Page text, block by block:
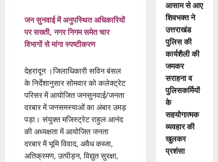
जन सुनवाई में अनुपस्थित अधिकारियों
पर सख्ती, नगर निगम समेत चार
विभागों से मांगा स्पष्टीकरण
देहरादून ।जिलाधिकारी सविन बंसल
के निर्देशानुसार सोमवार को कलेक्ट्रेट
परिसर में आयोजित जनसुनवाई/जनता
दरबार में जनसमस्याओं का अंबार उमड़
पड़ा। संयुक्त मजिस्ट्रेट राहुल आनंद
की अध्यक्षता में आयोजित जनता
दरबार में भूमि विवाद, अवैध कब्जा,
अतिक्रमण, उत्पीड़न, विद्युत सुरक्षा,
आसाम से आए
शिवभक्त ने
उत्तराखंड
पुलिस की
कार्यशैली की
जमकर
सराहना व
पुलिसकर्मियों
के
सहयोगात्मक
व्यवहार की
खुलकर
प्रशंसा